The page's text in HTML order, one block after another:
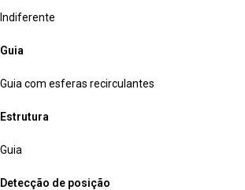
Indiferente
Guia
Guia com esferas recirculantes
Estrutura
Guia
Detecção de posição